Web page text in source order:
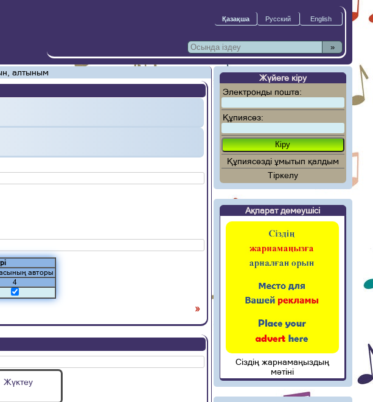
»
алтыным
авторы
4
»
Жүктеу
Жүйеге кіру
Электронды пошта:
Құпиясөз:
Құпиясөзді ұмытып қалдым
Тіркелу
Ақпарат демеушісі
Сіздің жарнамаңыздың
мәтіні